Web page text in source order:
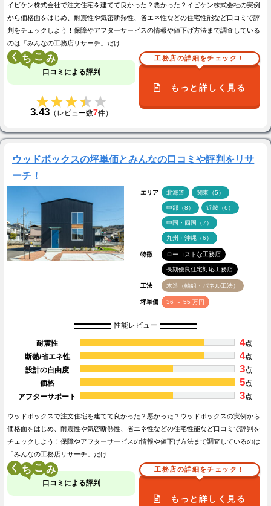
イビケン株式会社で注文住宅を建てて良かった？悪かった？イビケン株式会社の実例
から価格面をはじめ、耐震性や気密断熱性、省エネ性などの住宅性能など口コミで評
判をチェックしよう！保障やアフターサービスの情報や値下げ方法まで調査している
のは「みんなの工務店リサーチ」だけ…
く こ
口コミによる評判
★★★★★
★★★★★
3.43 （レビュー数7件）
工務店の詳細をチェック！
もっと詳しく見る
ウッドボックスの坪単価とみんなの口コミや評判をリサ
ーチ！
エリア 北海道 関東（5）
中部（8） 近畿（6）
中国・四国（7）
九州・沖縄（6）
特徴 ローコストな工務店
長期優良住宅対応工務店
工法 木造（軸組・パネル工法）
坪単価 36 ～ 55 万円
性能レビュー
耐震性 4点
断熱/省エネ性
4点
設計の自由度
3点
価格
5点
アフターサポート
3点
ウッドボックスで注文住宅を建てて良かった？悪かった？ウッドボックスの実例から
価格面をはじめ、耐震性や気密断熱性、省エネ性などの住宅性能など口コミで評判を
チェックしよう！保障やアフターサービスの情報や値下げ方法まで調査しているのは
「みんなの工務店リサーチ」だけ…
く こ
口コミによる評判
工務店の詳細をチェック！
もっと詳しく見る